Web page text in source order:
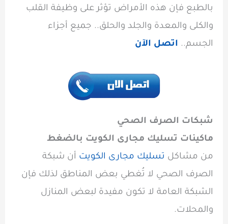
بالطبع فإن هذه الأمراض تؤثر على وظيفة القلب
والكلى والمعدة والجلد والحلق.. جميع أجزاء
الجسم.. اتصل الآن
شبكات الصرف الصحي
ماكينات تسليك مجارى الكويت بالضغط
من مشاكل تسليك مجارى الكويت أن شبكة
الصرف الصحي لا تُغطي بعض المناطق لذلك فإن
الشبكة العامة لا تكون مفيدة لبعض المنازل
والمحلات.